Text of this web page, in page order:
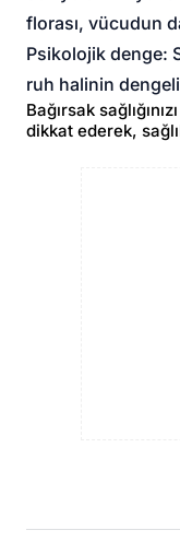
florası, vücudun
Psikolojik denge:
ruh halinin dengeli
Bağırsak
dikkat ederek,